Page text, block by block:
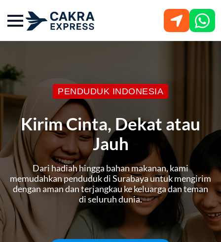
PENDUDUK INDONESIA
Kirim Cinta, Dekat atau
Jauh
Dari hadiah hingga bahan makanan, kami
memudahkan penduduk di Surabaya untuk mengirim
dengan aman dan terjangkau ke keluarga dan teman
di seluruh dunia.